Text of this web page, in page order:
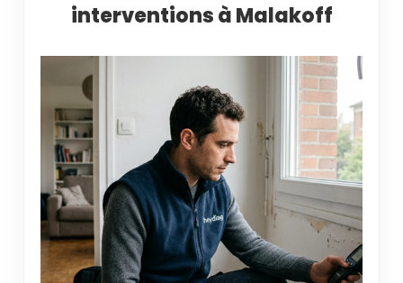
interventions à Malakoff